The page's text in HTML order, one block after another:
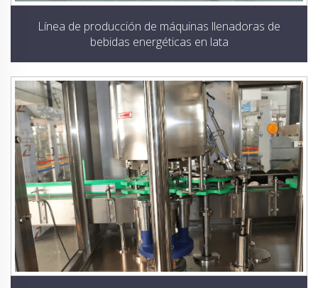
Línea de producción de máquinas llenadoras de
bebidas energéticas en lata